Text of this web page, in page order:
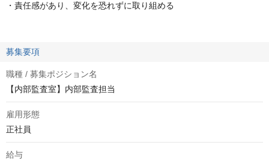
・責任感があり、変化を恐れずに取り組める
募集要項
職種 / 募集ポジション名
【内部監査室】内部監査担当
雇用形態
正社員
給与